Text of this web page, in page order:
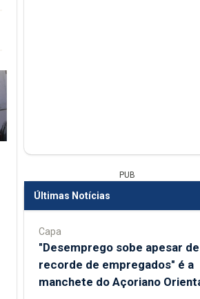
PUB
Últimas Notícias
Capa
"Desemprego sobe apesar de
recorde de empregados" é a
manchete do Açoriano